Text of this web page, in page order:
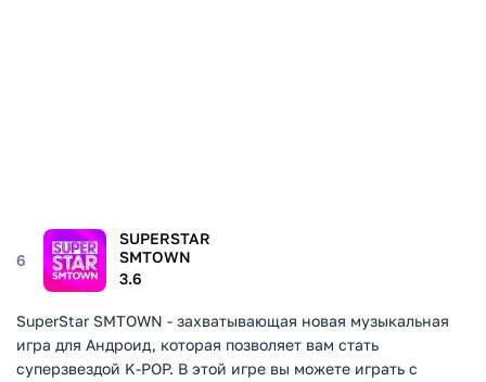
6
SUPERSTAR
SMTOWN
3.6
SuperStar SMTOWN - захватывающая новая музыкальная
игра для Андроид, которая позволяет вам стать
суперзвездой K-POP. В этой игре вы можете играть с